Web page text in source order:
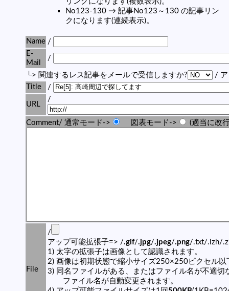
No123-130 → 記事No123～130 の記事リン
クになります(連続表示)。
Name /
E-
Mail
/
└> 関連するレス記事をメールで受信しますか?
/ ア
Title
/
URL
/
Comment/ 通常モード-> 図表モード-> (適当に改
File
/
アップ可能拡張子=> /.gif/.jpg/.jpeg/.png/.txt/.lzh/
1) 太字の拡張子は画像として認識されます。
2) 画像は初期状態で縮小サイズ250×250ピクセル以
3) 同名ファイルがある、またはファイル名が不適切
ファイル名が自動変更されます。